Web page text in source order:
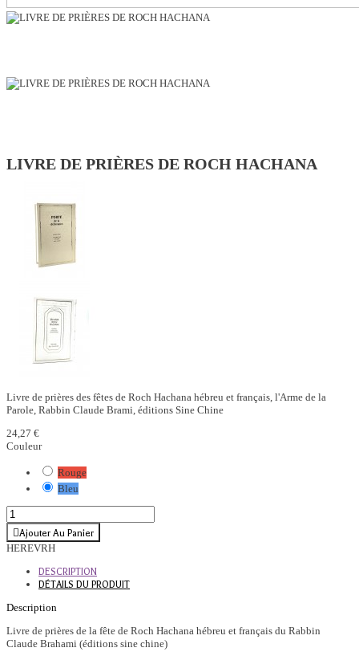
LIVRE DE PRIÈRES DE ROCH HACHANA
Livre de prières des fêtes de Roch Hachana hébreu et français, l'Arme de la
Parole, Rabbin Claude Brami, éditions Sine Chine
24,27 €
Couleur
Rouge
Bleu
Ajouter Au Panier
HEREVRH
DESCRIPTION
DÉTAILS DU PRODUIT
Description
Livre de prières de la fête de Roch Hachana hébreu et français du Rabbin
Claude Brahami (éditions sine chine)